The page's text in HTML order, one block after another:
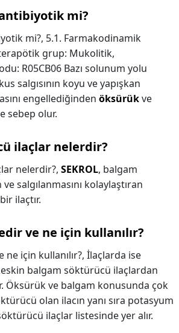
mi?
mi?, 5.1. Farmakodinamik
grup: Mukolitik,
R05CB06 Bazı solunum yolu
salgısının koyu ve yapışkan
engellediğinden öksürükve
sebep olur.
ilaçlar nelerdir?
nelerdir?, SEKROL, balgam
ve salgılanmasını kolaylaştıran
ilaçtır.
ve ne için kullanılır?
için kullanılır?, İlaçlarda ise
balgam söktürücü ilaçlardan
Öksürük ve balgam konusunda çok
olan ilacın yanı sıra potasyum
ilaçlar listesinde yer alır.